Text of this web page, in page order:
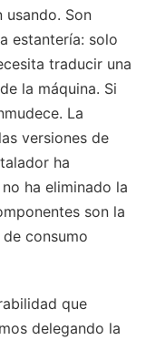
usando. Son
estantería: solo
traducir una
la máquina. Si
La
versiones de
ha
ha eliminado la
son la
consumo
que
delegando la